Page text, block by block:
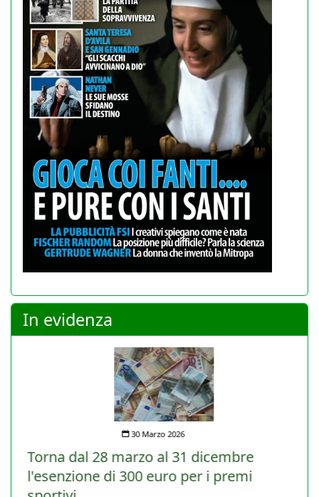
In evidenza
30 Marzo 2026
Torna dal 28 marzo al 31 dicembre
l'esenzione di 300 euro per i premi